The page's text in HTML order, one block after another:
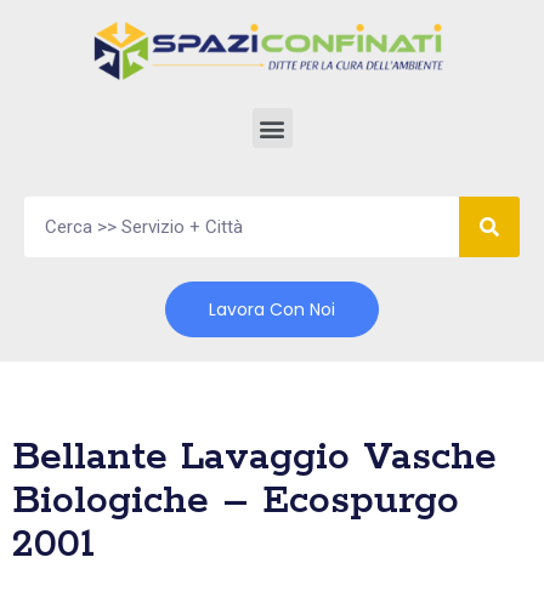
Lavora Con Noi
Bellante Lavaggio Vasche
Biologiche – Ecospurgo
2001